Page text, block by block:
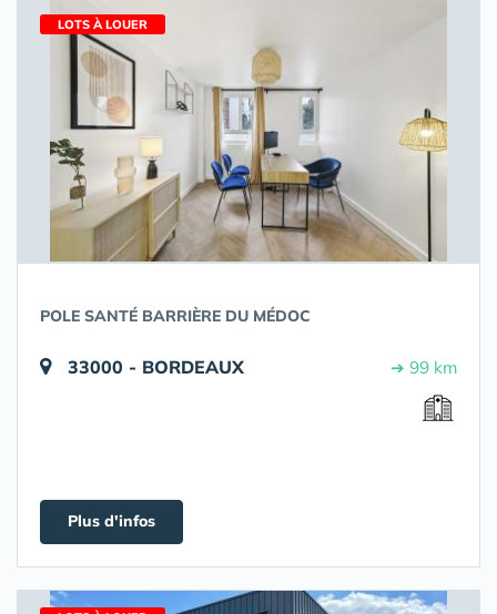
LOTS À LOUER
POLE SANTÉ BARRIÈRE DU MÉDOC
33000 - BORDEAUX ➔ 99 km
Plus d'infos